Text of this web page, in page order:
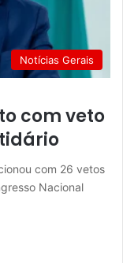
Notícias Gerais
com veto
com 26 vetos
Nacional